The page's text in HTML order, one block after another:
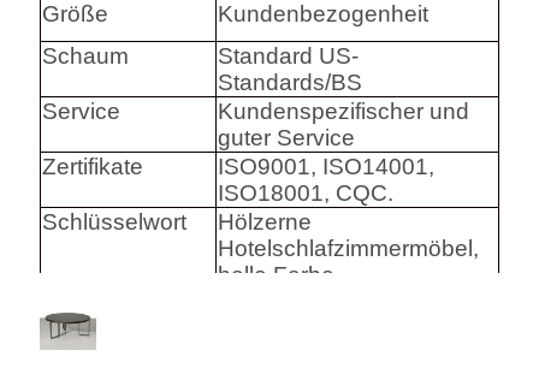
Größe
Kundenbezogenheit
Schaum
Standard US-
Standards/BS
Service
Kundenspezifischer und
guter Service
Zertifikate
ISO9001, ISO14001,
ISO18001, CQC.
Schlüsselwort
Hölzerne
Hotelschlafzimmermöbel,
helle Farbe
Harware